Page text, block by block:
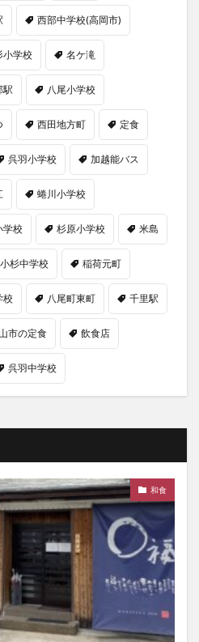
西部中学校(高岡市)
小学校 名ケ滝
駅 八尾小学校
西田地方町 定食
呉羽小学校 加越能バス
蜷川小学校
学校 杉原小学校 米島
小杉中学校 稲荷元町
校 八尾町東町 千里駅
市の定食 飲食店
呉羽中学校
和食